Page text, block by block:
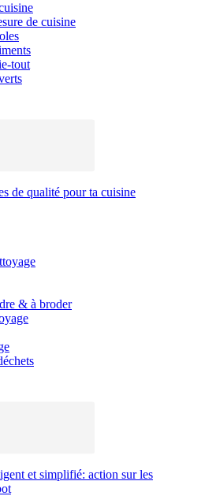
de cuisine
tout
de qualité pour ta cuisine
& à broder
et simplifié: action sur les